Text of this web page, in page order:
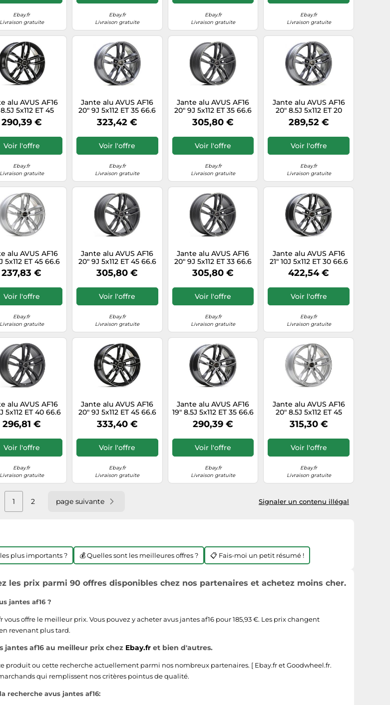
Ebay.fr
Livraison gratuite
Ebay.fr
Livraison gratuite
Ebay.fr
Livraison gratuite
Ebay.fr
Livraison gratuite
alu AVUS AF16
5x112 ET 45
POLISHED
290,39 €
Voir l'offre
Ebay.fr
Livraison gratuite
Jante alu AVUS AF16
20" 9J 5x112 ET 35 66.6
ANTHRACITE
323,42 €
Voir l'offre
Ebay.fr
Livraison gratuite
Jante alu AVUS AF16
20" 9J 5x112 ET 35 66.6
MATT ANTHRACITE
POLISHED
305,80 €
Voir l'offre
Ebay.fr
Livraison gratuite
Jante alu AVUS AF16
20" 8.5J 5x112 ET 20
66.6 ANTHRACITE
289,52 €
Voir l'offre
Ebay.fr
Livraison gratuite
alu AVUS AF16
5x112 ET 45 66.6
HYPER SILVER
237,83 €
Voir l'offre
Ebay.fr
Livraison gratuite
Jante alu AVUS AF16
20" 9J 5x112 ET 45 66.6
MATT ANTHRACITE
POLISHED
305,80 €
Voir l'offre
Ebay.fr
Livraison gratuite
Jante alu AVUS AF16
20" 9J 5x112 ET 33 66.6
MATT ANTHRACITE
POLISHED
305,80 €
Voir l'offre
Ebay.fr
Livraison gratuite
Jante alu AVUS AF16
21" 10J 5x112 ET 30 66.6
ANTRACITE
DIAMANTATO
422,54 €
Voir l'offre
Ebay.fr
Livraison gratuite
alu AVUS AF16
5x112 ET 40 66.6
ANTHRACITE
296,81 €
Voir l'offre
Ebay.fr
Livraison gratuite
Jante alu AVUS AF16
20" 9J 5x112 ET 45 66.6
BLACK POLISHED
333,40 €
Voir l'offre
Ebay.fr
Livraison gratuite
Jante alu AVUS AF16
19" 8.5J 5x112 ET 35 66.6
ANTRACITE
DIAMANTATO
290,39 €
Voir l'offre
Ebay.fr
Livraison gratuite
Jante alu AVUS AF16
20" 8.5J 5x112 ET 45
66.6 HYPER SILVER
315,30 €
Voir l'offre
Ebay.fr
Livraison gratuite
Signaler un contenu illégal
1 2 page suivante
plus importants ? 💰 Quelles sont les meilleures offres ? 📋 Fais-moi un petit résumé !
les prix parmi 90 offres disponibles chez nos partenaires et achetez moins cher.
jantes af16 ?
vous offre le meilleur prix. Vous pouvez y acheter avus jantes af16 pour 185,93 €. Les prix changent
revenant plus tard.
jantes af16 au meilleur prix chez Ebay.fr et bien d'autres.
produit ou cette recherche actuellement parmi nos nombreux partenaires. [ Ebay.fretGoodwheel.fr.
qui remplissent nos critères pointus de qualité.
recherche avus jantes af16: